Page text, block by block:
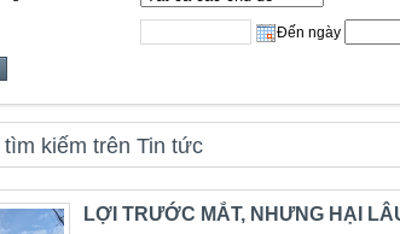
Đến ngày
tìm kiếm trên Tin tức
LỢI TRƯỚC MẮT, NHƯNG HẠI